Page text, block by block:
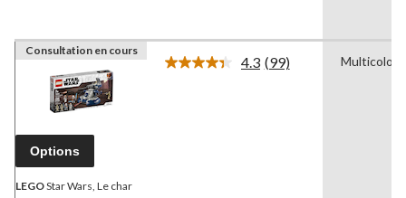
Consultation en cours
Options
LEGOStar Wars, Le char
4.3 Lire
(99) Multicolore